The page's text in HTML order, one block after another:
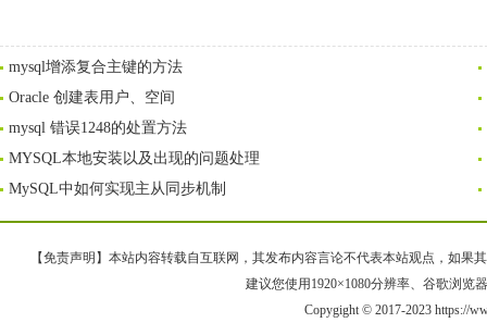
mysql增添复合主键的方法
Oracle 创建表用户、空间
mysql 错误1248的处置方法
MYSQL本地安装以及出现的问题处理
MySQL中如何实现主从同步机制
【免责声明】本站内容转载自互联网，其发布内容言论不代表本站观点，如果
建议您使用1920×1080分辨率、谷歌浏览
Copygight © 2017-2023 https://